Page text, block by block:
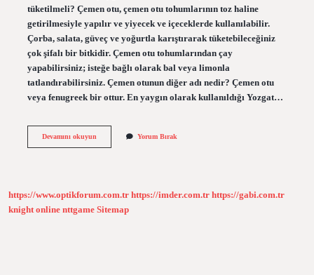
tüketilmeli? Çemen otu, çemen otu tohumlarının toz haline
getirilmesiyle yapılır ve yiyecek ve içeceklerde kullanılabilir.
Çorba, salata, güveç ve yoğurtla karıştırarak tüketebileceğiniz
çok şifalı bir bitkidir. Çemen otu tohumlarından çay
yapabilirsiniz; isteğe bağlı olarak bal veya limonla
tatlandırabilirsiniz. Çemen otunun diğer adı nedir? Çemen otu
veya fenugreek bir ottur. En yaygın olarak kullanıldığı Yozgat…
Devamını okuyunBoy
Yorum Bırak
https://www.optikforum.com.tr https://imder.com.tr https://gabi.com.tr
knight online nttgame Sitemap